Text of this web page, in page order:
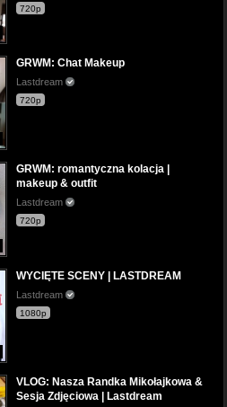
720p
GRWM: Chat Makeup
Lastdream
720p
GRWM: romantyczna kolacja |
makeup & outfit
Lastdream
720p
WYCIĘTE SCENY | LASTDREAM
Lastdream
1080p
VLOG: Nasza Randka Mikołajkowa &
Sesja Zdjęciowa | Lastdream